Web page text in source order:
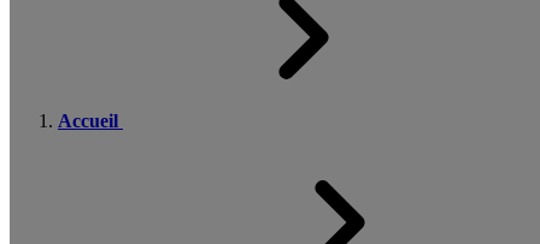
Accueil